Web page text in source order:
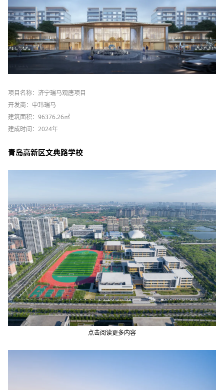
项目名称：济宁瑞马观唐项目
开发商：中玮瑞马
建筑面积：96376.26㎡
建成时间：2024年
青岛高新区文典路学校
点击阅读更多内容